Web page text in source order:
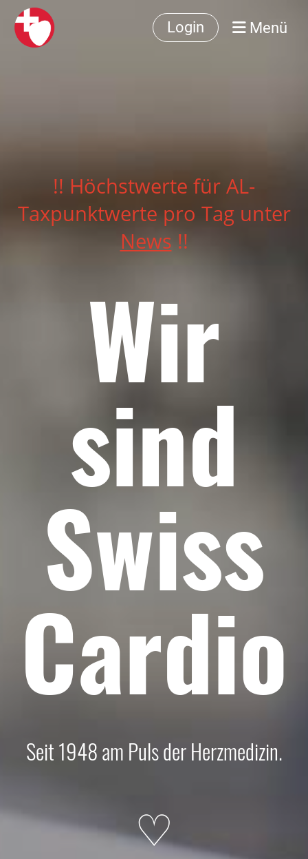
Login Menü
!! Höchstwerte für AL-
Taxpunktwerte pro Tag unter
News !!
Wir
sind
Swiss
Cardio
Seit 1948 am Puls der Herzmedizin.
♡